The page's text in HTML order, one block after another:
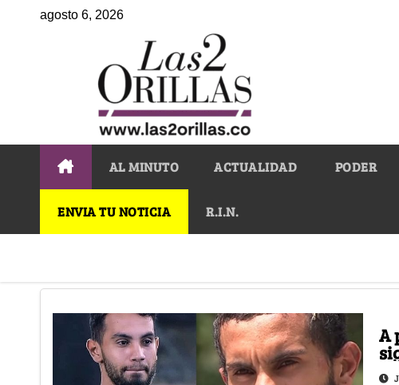
agosto 6, 2026
AL MINUTO ACTUALIDAD PODER
ENVIA TU NOTICIA R.I.N.
A